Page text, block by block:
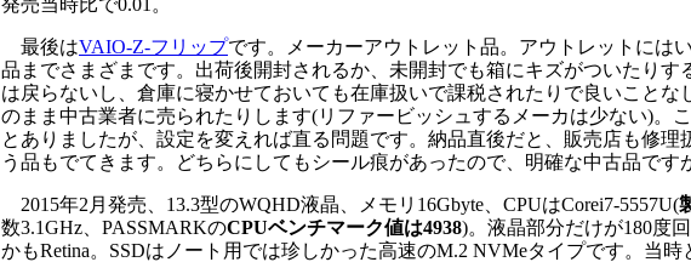
発売当時比で0.01 。
最後はVAIO-Z-フリップです。メーカーアウトレット品。アウトレットには
品までさまざまです。出荷後開封されるか、未開封でも箱にキズがついたり
は戻らないし、倉庫に寝かせておいても在庫扱いで課税されたりで良いこと
のまま中古業者に売られたりします(リファービッシュするメーカは少ない)。
とありましたが、設定を変えれば直る問題です。納品直後だと、販売店も修
う品もでてきます。どちらにしてもシール痕があったので、明確な中古品です
2015年2月発売、13.3型のWQHD液晶、メモリ16Gbyte、CPUはCorei7-5557U(
数3.1GHz、PASSMARKのCPUベンチマーク値は4938)。液晶部分だけが180度
かもRetina。SSDはノート用では珍しかった高速のM.2 NVMeタイプです。当